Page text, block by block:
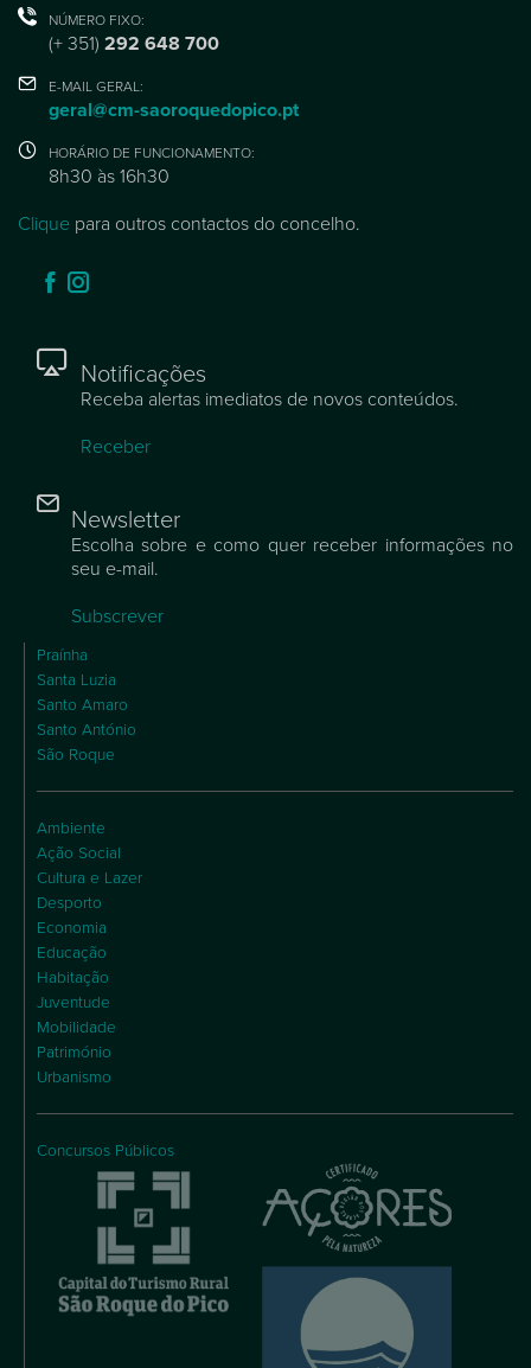
NÚMERO FIXO:
(+ 351) 292 648 700
E-MAIL GERAL:
geral@cm-saoroquedopico.pt
HORÁRIO DE FUNCIONAMENTO:
8h30 às 16h30
Clique para outros contactos do concelho.
Notificações
Receba alertas imediatos de novos conteúdos.
Receber
Newsletter
Escolha sobre e como quer receber informações no
seu e-mail.
Subscrever
Praínha
Santa Luzia
Santo Amaro
Santo António
São Roque
Ambiente
Ação Social
Cultura e Lazer
Desporto
Economia
Educação
Habitação
Juventude
Mobilidade
Património
Urbanismo
Concursos Públicos